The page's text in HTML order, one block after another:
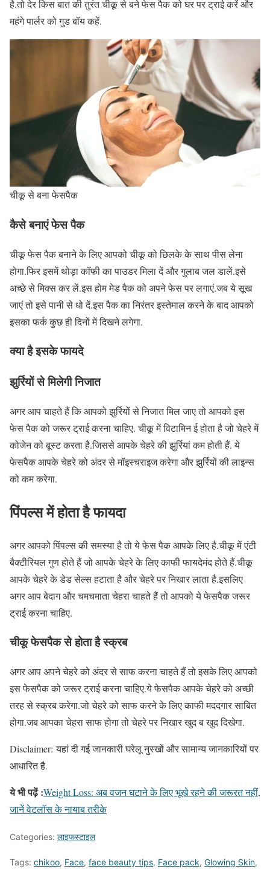
है.तो देर किस बात की तुरंत चीकू से बने फेस पैक को घर पर ट्राई करें और
महंगे पार्लर को गुड बॉय कहें.
चीकू से बना फेसपैक
कैसे बनाएं फेस पैक
चीकू फेस पैक बनाने के लिए आपको चीकू को छिलके के साथ पीस लेना
होगा.फिर इसमें थोड़ा कॉफी का पाउडर मिला दें और गुलाब जल डालें.इसे
अच्छे से मिक्स कर लें.इस होम मेड पैक को अपने फेस पर लगाएं.जब ये सूख
जाएं तो इसे पानी से धो दें.इस पैक का निरंतर इस्तेमाल करने के बाद आपको
इसका फर्क कुछ ही दिनों में दिखने लगेगा.
क्या है इसके फायदे
झुर्रियों से मिलेगी निजात
अगर आप चाहते हैं कि आपको झुर्रियों से निजात मिल जाए तो आपको इस
फेस पैक को जरूर ट्राई करना चाहिए. चीकू में विटामिन ई होता है जो चेहरे में
कोजेन को बूस्ट करता है.जिससे आपके चेहरे की झुर्रियां कम होती हैं. ये
फेसपैक आपके चेहरे को अंदर से मॉइस्चराइज करेगा और झुर्रियों की लाइन्स
को कम करेगा.
पिंपल्स में होता है फायदा
अगर आपको पिंपल्स की समस्या है तो ये फेस पैक आपके लिए है.चीकू में एंटी
बैक्टीरियल गुण होते हैं जो आपके चेहरे के लिए काफी फायदेमंद होते हैं.चीकू
आपके चेहरे के डेड सेल्स हटाता है और चेहरे पर निखार लाता है.इसलिए
अगर आप बेदाग और चमचमाता चेहरा चाहते हैं तो आपको ये फेसपैक जरूर
ट्राई करना चाहिए.
चीकू फेसपैक से होता है स्क्रब
अगर आप अपने चेहरे को अंदर से साफ करना चाहते हैं तो इसके लिए आपको
इस फेसपैक को जरूर ट्राई करना चाहिए.ये फेसपैक आपके चेहरे को अच्छी
तरह से स्क्रब करेगा.जो चेहरे को साफ करने के लिए काफी मददगार साबित
होगा.जब आपका चेहरा साफ होगा तो चेहरे पर निखार खुद ब खुद दिखेगा.
Disclaimer: यहां दी गई जानकारी घरेलू नुस्खों और सामान्य जानकारियों पर
आधारित है.
ये भी पढ़ें :Weight Loss: अब वजन घटाने के लिए भूखे रहने की जरूरत नहीं,
जानें वेटलॉस के नायाब तरीके
Categories: लाइफस्टाइल
Tags: chikoo, Face, face beauty tips, Face pack, Glowing Skin,